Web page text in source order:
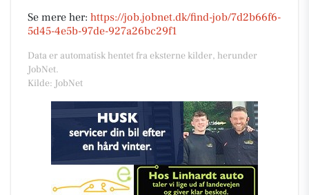
Se mere her: https://job.jobnet.dk/find-job/7d2b66f6-
5d45-4e5b-97de-927a26bc29f1
Data er automatisk hentet fra eksterne kilder, herunder
JobNet.
Kilde: JobNet